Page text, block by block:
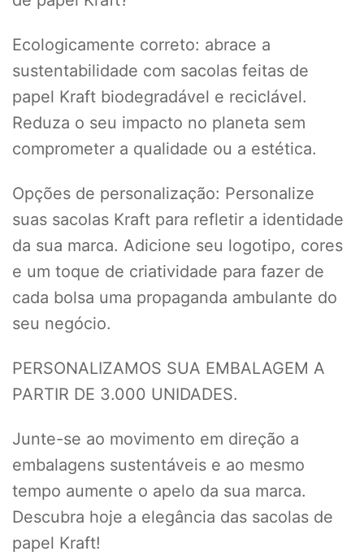
Ecologicamente correto: abrace a
sustentabilidade com sacolas feitas de
papel Kraft biodegradável e reciclável.
Reduza o seu impacto no planeta sem
comprometer a qualidade ou a estética.
Opções de personalização: Personalize
suas sacolas Kraft para refletir a identidade
da sua marca. Adicione seu logotipo, cores
e um toque de criatividade para fazer de
cada bolsa uma propaganda ambulante do
seu negócio.
PERSONALIZAMOS SUA EMBALAGEM A
PARTIR DE 3.000 UNIDADES.
Junte-se ao movimento em direção a
embalagens sustentáveis e ao mesmo
tempo aumente o apelo da sua marca.
Descubra hoje a elegância das sacolas de
papel Kraft!